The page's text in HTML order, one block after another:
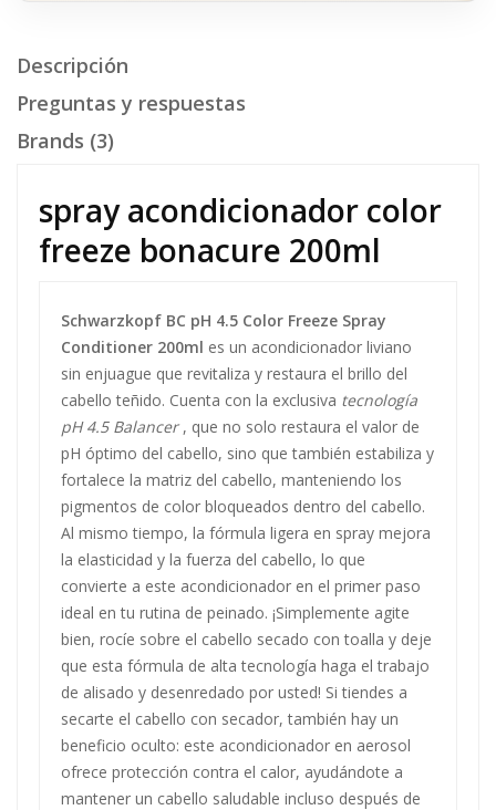
Descripción
Preguntas y respuestas
Brands (3)
spray acondicionador color
freeze bonacure 200ml
Schwarzkopf BC pH 4.5 Color Freeze Spray
Conditioner 200ml es un acondicionador liviano
sin enjuague que revitaliza y restaura el brillo del
cabello teñido. Cuenta con la exclusiva tecnología
pH 4.5 Balancer, que no solo restaura el valor de
pH óptimo del cabello, sino que también estabiliza y
fortalece la matriz del cabello, manteniendo los
pigmentos de color bloqueados dentro del cabello.
Al mismo tiempo, la fórmula ligera en spray mejora
la elasticidad y la fuerza del cabello, lo que
convierte a este acondicionador en el primer paso
ideal en tu rutina de peinado. ¡Simplemente agite
bien, rocíe sobre el cabello secado con toalla y deje
que esta fórmula de alta tecnología haga el trabajo
de alisado y desenredado por usted! Si tiendes a
secarte el cabello con secador, también hay un
beneficio oculto: este acondicionador en aerosol
ofrece protección contra el calor, ayudándote a
mantener un cabello saludable incluso después de